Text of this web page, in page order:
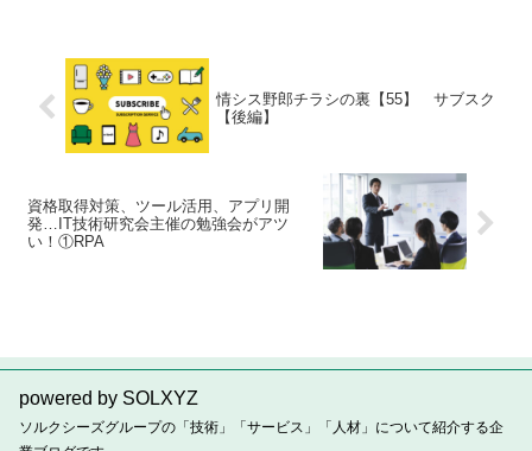
情シス野郎チラシの裏【55】 サブスク
【後編】
資格取得対策、ツール活用、アプリ開
発…IT技術研究会主催の勉強会がアツ
い！①RPA
powered by SOLXYZ
ソルクシーズグループの「技術」「サービス」「人材」について紹介する企